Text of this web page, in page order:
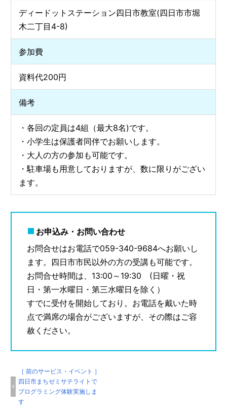
ディードットステーション四日市教室(四日市市堀
木二丁目4-8)
参加費
資料代200円
備考
・各回の定員は4組（最大8名)です。
・小学生は保護者同伴でお願いします。
・大人の方の参加も可能です。
・駐車場も用意しておりますが、数に限りがござい
ます。
お申込み・お問い合わせ
お問合せはお電話で059-340-9684へお願いし
ます。四日市市民以外の方の受講も可能です。
お問合せ時間は、13:00～19:30 (日曜・祝
日・第一水曜日・第三水曜日を除く）
すでに受付を開始しており。お電話を戴いた時
点で満席の場合がございますが、その際はご容
赦ください。
［ 前のサービス・イベント ］
四日市まちゼミサテライトで
プログラミング体験実施しま
す